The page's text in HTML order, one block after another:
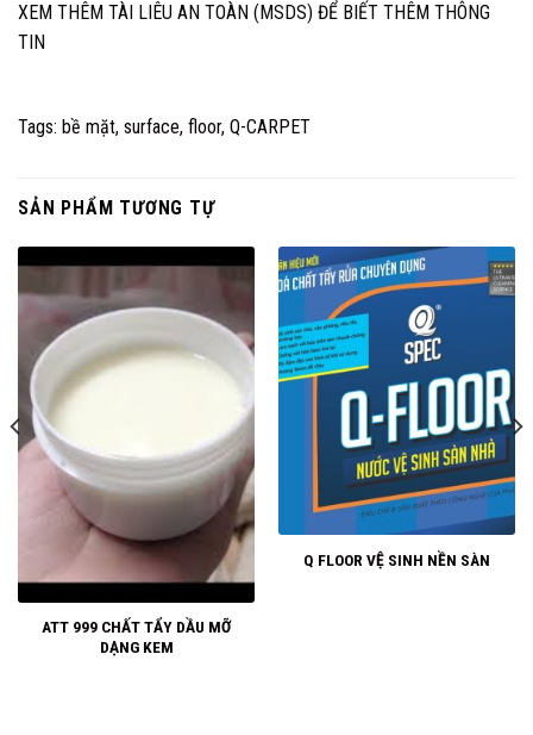
XEM THÊM TÀI LIÊU AN TOÀN (MSDS) ĐỂ BIẾT THÊM THÔNG
TIN
Tags: bề mặt, surface, floor, Q-CARPET
SẢN PHẨM TƯƠNG TỰ
ATT 999 CHẤT TẨY DẦU MỠ
DẠNG KEM
Q FLOOR VỆ SINH NỀN SÀN